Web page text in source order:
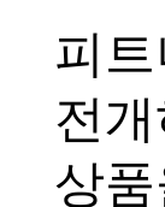
피
전
상